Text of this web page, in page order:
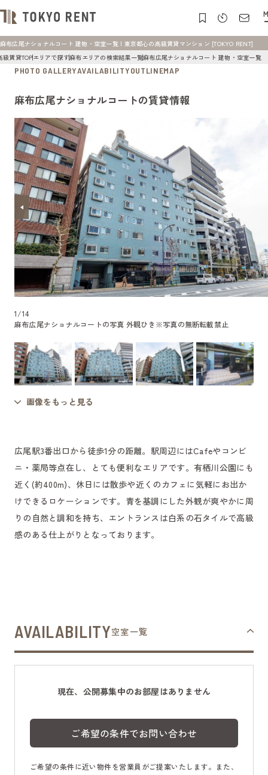
麻布広尾ナショナルコート 建物・空室一覧 | 東京都心の高級賃貸マンション [TOKYO RENT]
級賃貸TOPエリアで探す麻布エリアの検索結果一覧麻布広尾ナショナルコート 建物・空室一覧
PHOTO GALLERYAVAILABILITYOUTLINEMAP
麻布広尾ナショナルコートの賃貸情報
1/14
麻布広尾ナショナルコートの写真 外観ひき※写真の無断転載禁止
画像をもっと見る
広尾駅3番出口から徒歩1分の距離。駅周辺にはCafeやコンビ
ニ・薬局等点在し、とても便利なエリアです。有栖川公園にも
近く(約400m)、休日には散歩や近くのカフェに気軽にお出か
けできるロケーションです。青を基調にした外観が爽やかに周
りの自然と調和を持ち、エントランスは白系の石タイルで高級
感のある仕上がりとなっております。
AVAILABILITY空室一覧
現在、公開募集中のお部屋はありません
ご希望の条件でお問い合わせ
ご希望の条件に近い物件を営業員がご提案いたします。また、